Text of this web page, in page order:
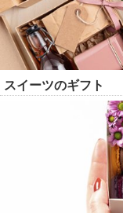
スイーツのギフト